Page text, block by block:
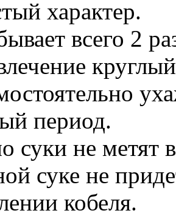
характер.
всего 2
период.
суки не метят
суке не
кобеля.